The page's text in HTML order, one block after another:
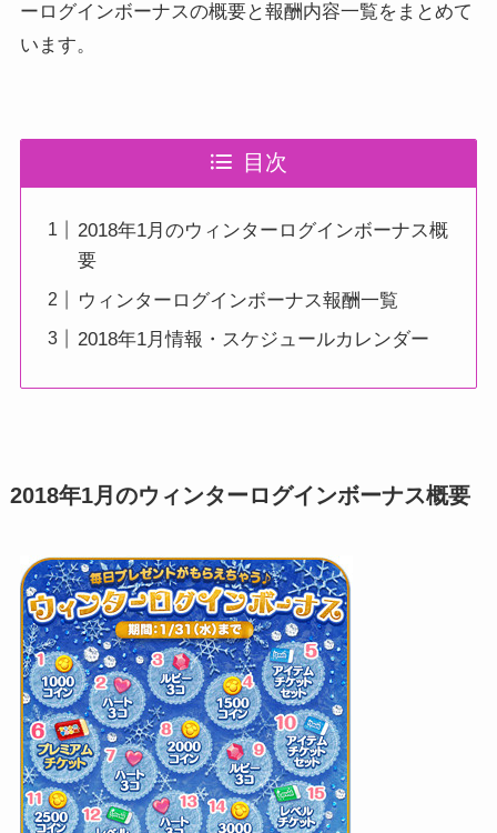
ーログインボーナスの概要と報酬内容一覧をまとめて
います。
目次
2018年1月のウィンターログインボーナス概
要
ウィンターログインボーナス報酬一覧
2018年1月情報・スケジュールカレンダー
2018年1月のウィンターログインボーナス概要